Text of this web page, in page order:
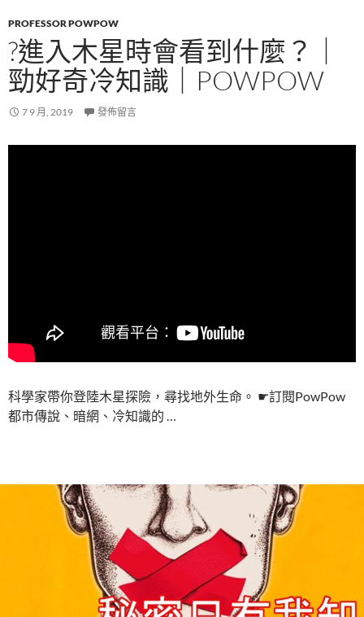
PROFESSOR POWPOW
?進入木星時會看到什麼？｜
勁好奇冷知識｜POWPOW
7 9 月, 2019 發佈留言
科學家帶你登陸木星探險，尋找地外生命。 ☛訂閱PowPow
都市傳說、暗網、冷知識的 …